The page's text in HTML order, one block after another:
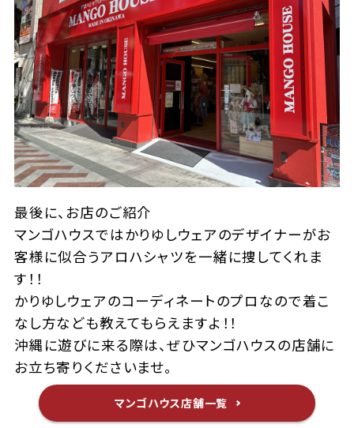
最後に、お店のご紹介
マンゴハウスではかりゆしウェアのデザイナーがお
客様に似合うアロハシャツを一緒に捜してくれま
す！！
かりゆしウェアのコーディネートのプロなので着こ
なし方なども教えてもらえますよ！！
沖縄に遊びに来る際は、ぜひマンゴハウスの店舗に
お立ち寄りくださいませ。
マンゴハウス店舗一覧